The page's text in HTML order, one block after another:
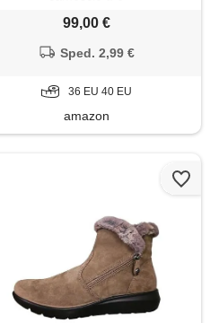
99,00 €
Sped. 2,99 €
36 EU 40 EU
amazon